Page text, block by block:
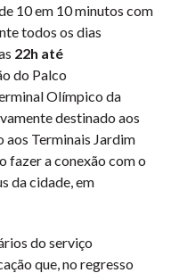
10 em 10 minutos com
todos os dias
22h até
do Palco
Olímpico da
destinado aos
aos Terminais Jardim
fazer a conexão com o
da cidade, em
do serviço
que, no regresso